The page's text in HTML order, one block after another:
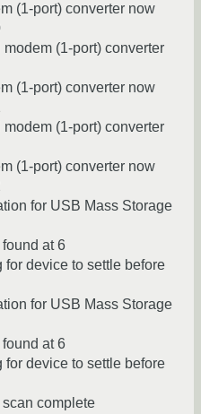
(1-port) converter now
(1-port) converter
(1-port) converter now
(1-port) converter
(1-port) converter now
for USB Mass Storage
at 6
for device to settle before
for USB Mass Storage
at 6
for device to settle before
complete